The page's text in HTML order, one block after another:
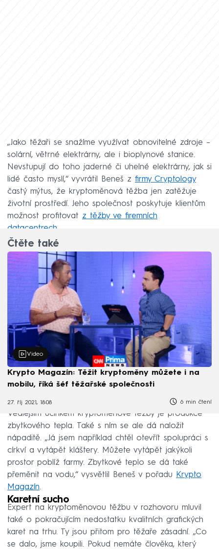
„Jako těžaři se snažíme využívat obnovitelné zdroje –
solární, větrné elektrárny, ale i bioplynové stanice.
Nevstupují do toho jaderné či uhelné elektrárny, jak si
lidé často myslí,“ vyvrátil Beneš z firmy Cryptology
častý mýtus, že kryptoměnová těžba jen zatěžuje
životní prostředí. Jeho společnost poskytuje klientům
možnost profitovat z těžby ve firemních
datacentrech
Čtěte také
Video
Krypto Magazín: Těžit kryptoměny můžete i na
mobilu, říká šéf těžařské společnosti
27. říj 2021, 18:08 6 min čtení
Vedlejším účinkem kryptoměnové těžby je produkce
zbytkového tepla. Také s ním se ale dá naložit
nápaditě. „Já jsem například chtěl otevřít spolupráci s
církví a vytápět kláštery. Můžete vytápět jakýkoli
prostor poblíž farmy. Zbytkové teplo se dá také
přeměnit na vodu,“ vysvětlil Beneš v pořadu
Krypto
Magazín.
Karetní sucho
Expert na kryptoměnovou těžbu v rozhovoru mluvil
také o pokračujícím nedostatku kvalitních grafických
karet na trhu. Ty jsou přitom pro těžaře zásadní. „Co
se dalo, jsme koupili. Pokud nemáte člověka, který